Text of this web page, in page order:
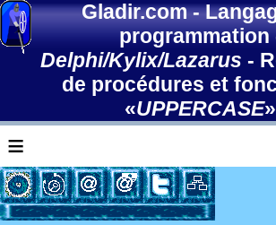
Gladir.com-
programmation
Delphi/Kylix/Lazarus -
de procédures et
«UPPERCASE»
≡